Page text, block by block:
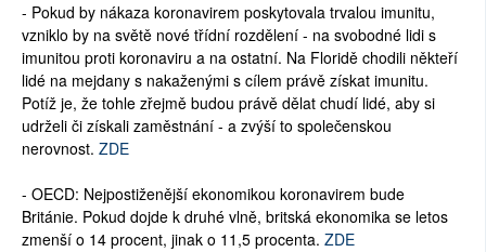
- Pokud by nákaza koronavirem poskytovala trvalou imunitu,
vzniklo by na světě nové třídní rozdělení - na svobodné lidi s
imunitou proti koronaviru a na ostatní. Na Floridě chodili někteří
lidé na mejdany s nakaženými s cílem právě získat imunitu.
Potíž je, že tohle zřejmě budou právě dělat chudí lidé, aby si
udrželi či získali zaměstnání - a zvýší to společenskou
nerovnost. ZDE
- OECD: Nejpostiženější ekonomikou koronavirem bude
Británie. Pokud dojde k druhé vlně, britská ekonomika se letos
zmenší o 14 procent, jinak o 11,5 procenta. ZDE